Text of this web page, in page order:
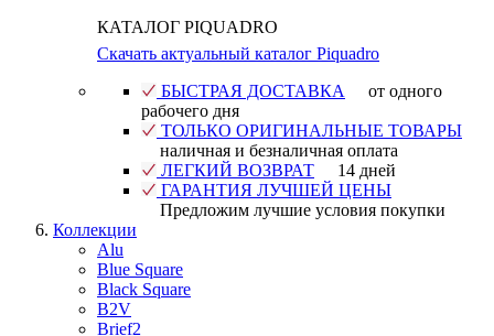
КАТАЛОГ PIQUADRO
Скачать актуальный каталог Piquadro
БЫСТРАЯ ДОСТАВКА
от одного
рабочего дня
ТОЛЬКО ОРИГИНАЛЬНЫЕ ТОВАРЫ
наличная и безналичная оплата
ЛЕГКИЙ ВОЗВРАТ
14 дней
ГАРАНТИЯ ЛУЧШЕЙ ЦЕНЫ
Предложим лучшие условия покупки
Коллекции
Alu
Blue Square
Black Square
B2V
Brief2